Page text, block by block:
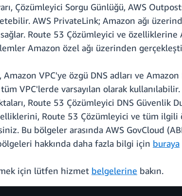
Çözümleyici Sorgu Günlüğü, AWS
AWS PrivateLink; Amazon ağı
Route 53 Çözümleyici ve
Amazon özel ağı üzerinden
VPC'ye özgü DNS adları ve Amazon
VPC'lerde varsayılan olarak
Route 53 Çözümleyici DNS Güvenlik
Route 53 Çözümleyici ve tüm
Bu bölgeler arasında AWS GovCloud
hakkında daha fazla bilgi için buraya
için lütfen hizmet belgelerine bakın.